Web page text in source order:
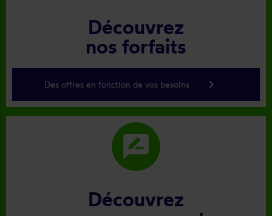
Découvrez
nos forfaits
Des offres en fonction de vos besoins keyboard_arrow_right
rate_review
Découvrez